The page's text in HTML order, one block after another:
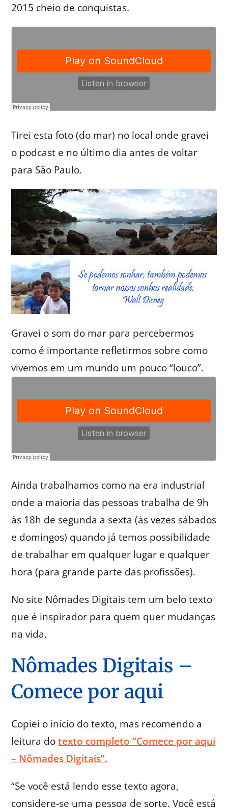
2015 cheio de conquistas.
Tirei esta foto (do mar) no local onde gravei
o podcast e no último dia antes de voltar
para São Paulo.
Gravei o som do mar para percebermos
como é importante refletirmos sobre como
vivemos em um mundo um pouco “louco”.
Ainda trabalhamos como na era industrial
onde a maioria das pessoas trabalha de 9h
às 18h de segunda a sexta (às vezes sábados
e domingos) quando já temos possibilidade
de trabalhar em qualquer lugar e qualquer
hora (para grande parte das profissões).
No site Nômades Digitais tem um belo texto
que é inspirador para quem quer mudanças
na vida.
Nômades Digitais –
Comece por aqui
Copiei o início do texto, mas recomendo a
leitura dotexto completo “Comece por aqui
– Nômades Digitais”.
“Se você está lendo esse texto agora,
considere-se uma pessoa de sorte. Você está